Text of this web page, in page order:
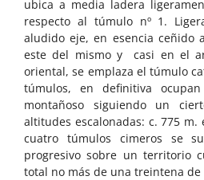
ubica a media ladera
respecto al túmulo nº 1.
aludido eje, en esencia ceñido
este del mismo y casi en el
oriental, se emplaza el túmulo
túmulos, en definitiva
montañoso siguiendo un
altitudes escalonadas: c. 775 m.
cuatro túmulos cimeros se
progresivo sobre un territorio
total no más de una treintena